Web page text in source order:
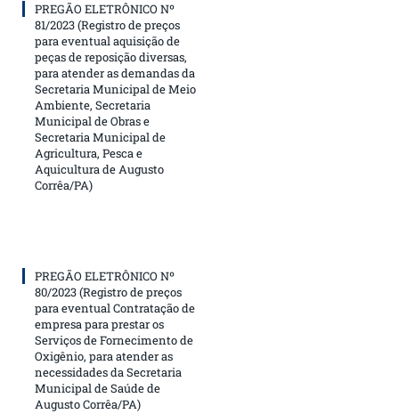
PREGÃO ELETRÔNICO Nº
81/2023 (Registro de preços
para eventual aquisição de
peças de reposição diversas,
para atender as demandas da
Secretaria Municipal de Meio
Ambiente, Secretaria
Municipal de Obras e
Secretaria Municipal de
Agricultura, Pesca e
Aquicultura de Augusto
Corrêa/PA)
PREGÃO ELETRÔNICO Nº
80/2023 (Registro de preços
para eventual Contratação de
empresa para prestar os
Serviços de Fornecimento de
Oxigênio, para atender as
necessidades da Secretaria
Municipal de Saúde de
Augusto Corrêa/PA)